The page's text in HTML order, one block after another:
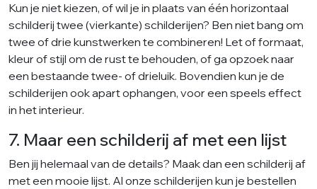
Kun je niet kiezen, of wil je in plaats van één horizontaal
schilderij twee (vierkante) schilderijen? Ben niet bang om
twee of drie kunstwerken te combineren! Let of formaat,
kleur of stijl om de rust te behouden, of ga opzoek naar
een bestaande twee- of drieluik. Bovendien kun je de
schilderijen ook apart ophangen, voor een speels effect
in het interieur.
7. Maar een schilderij af met een lijst
Ben jij helemaal van de details? Maak dan een schilderij af
met een mooie lijst. Al onze schilderijen kun je bestellen